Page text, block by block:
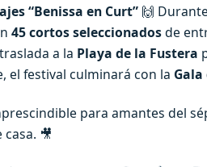
“Benissa en Curt” 🙌
45 cortos seleccionadosde
a la Playa de la Fustera
el festival culminará con la
para amantes del
🎥